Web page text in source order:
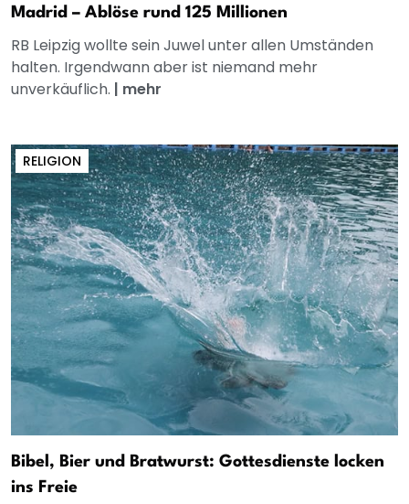
Madrid – Ablöse rund 125 Millionen
RB Leipzig wollte sein Juwel unter allen Umständen
halten. Irgendwann aber ist niemand mehr
unverkäuflich. | mehr
RELIGION
Bibel, Bier und Bratwurst: Gottesdienste locken
ins Freie